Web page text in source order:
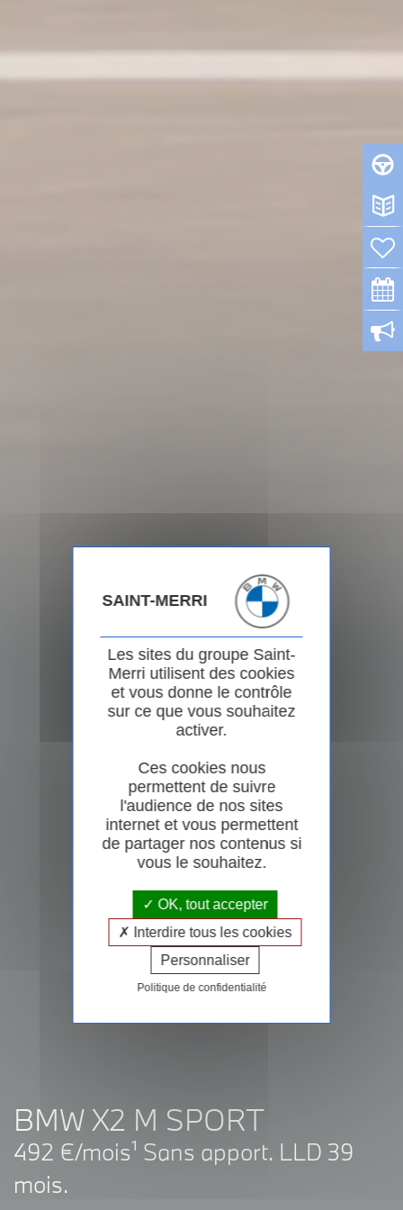
BMW X2 M SPORT
492 €/mois¹ Sans apport. LLD 39
mois.
SAINT-MERRI
Les sites du groupe Saint-
Merri utilisent des cookies
et vous donne le contrôle
sur ce que vous souhaitez
activer.
Ces cookies nous
permettent de suivre
l'audience de nos sites
internet et vous permettent
de partager nos contenus si
vous le souhaitez.
OK, tout accepter
Interdire tous les cookies
Personnaliser
Politique de confidentialité